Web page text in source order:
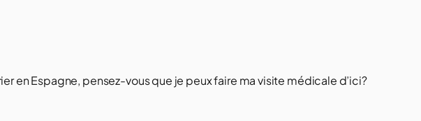
en Espagne, pensez-vous que je peux faire ma visite médicale d’ici?